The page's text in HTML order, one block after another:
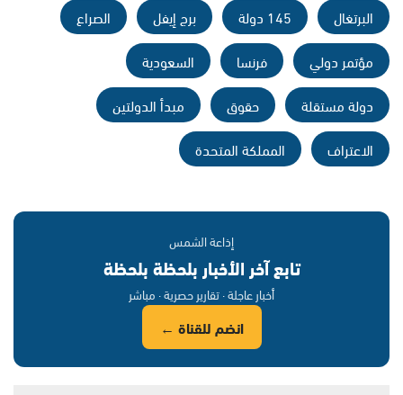
البرتغال
145 دولة برج إيفل
الصراع
مؤتمر دولي
فرنسا
السعودية
دولة مستقلة
حقوق
مبدأ الدولتين
الاعتراف
المملكة المتحدة
إذاعة الشمس
تابع آخر الأخبار بلحظة بلحظة
أخبار عاجلة · تقارير حصرية · مباشر
انضم للقناة ←